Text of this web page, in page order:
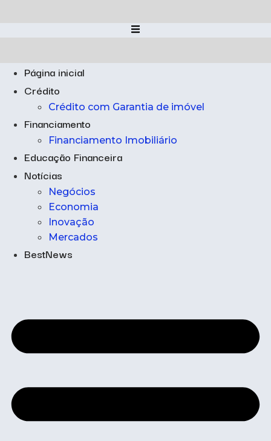
Página inicial
Crédito
Crédito com Garantia de imóvel
Financiamento
Financiamento Imobiliário
Educação Financeira
Notícias
Negócios
Economia
Inovação
Mercados
BestNews